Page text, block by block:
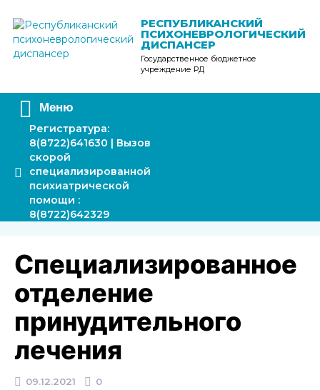
содержимому
РЕСПУБЛИКАНСКИЙ
ПСИХОНЕВРОЛОГИЧЕСКИЙ
ДИСПАНСЕР
Государственное бюджетное
учреждение РД
Меню
Регистратура:
8(8722)641630 | Вызов
скорой
специализированной
психиатрической
помощи :
8(8722)642329
Специализированное
отделение
принудительного
лечения
09.12.2021 0